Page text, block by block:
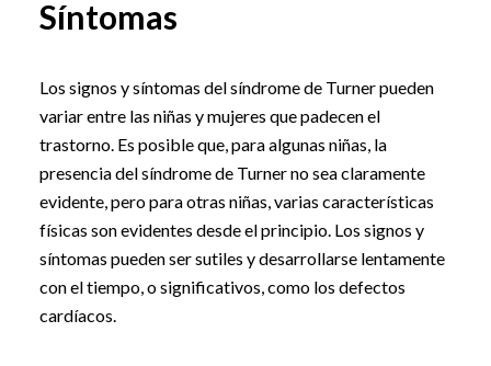
Síntomas
Los signos y síntomas del síndrome de Turner pueden
variar entre las niñas y mujeres que padecen el
trastorno. Es posible que, para algunas niñas, la
presencia del síndrome de Turner no sea claramente
evidente, pero para otras niñas, varias características
físicas son evidentes desde el principio. Los signos y
síntomas pueden ser sutiles y desarrollarse lentamente
con el tiempo, o significativos, como los defectos
cardíacos.